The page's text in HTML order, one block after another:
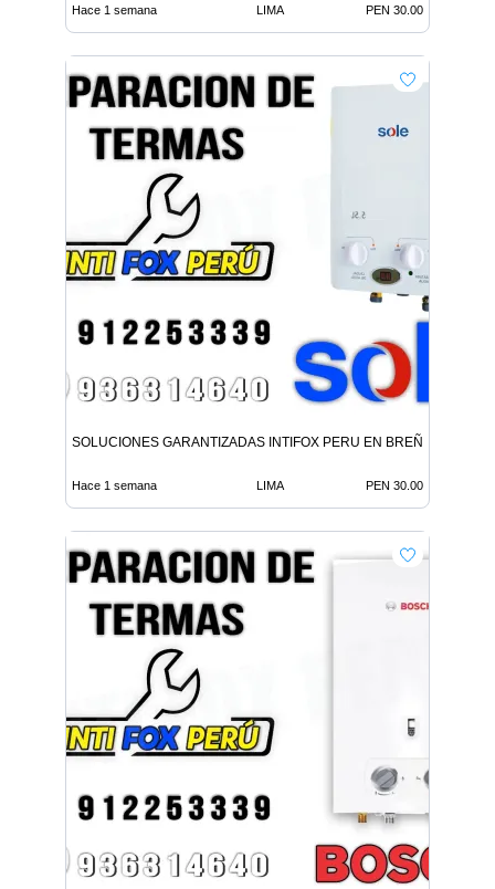
Hace 1 semana LIMA PEN 30.00
SOLUCIONES GARANTIZADAS INTIFOX PERU EN BREÑA
Hace 1 semana LIMA PEN 30.00